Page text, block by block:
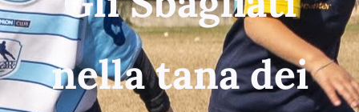
nella tana dei